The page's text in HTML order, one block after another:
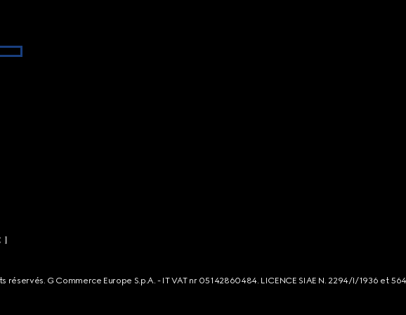
réservés. G Commerce Europe S.p.A. - IT VAT nr 05142860484. LICENCE SIAE N. 2294/I/1936 et